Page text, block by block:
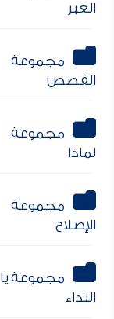
العبر
مجموعة
القصص
مجموعة
لماذا
مجموعة
الإصلاح
مجموعة يا
النداء